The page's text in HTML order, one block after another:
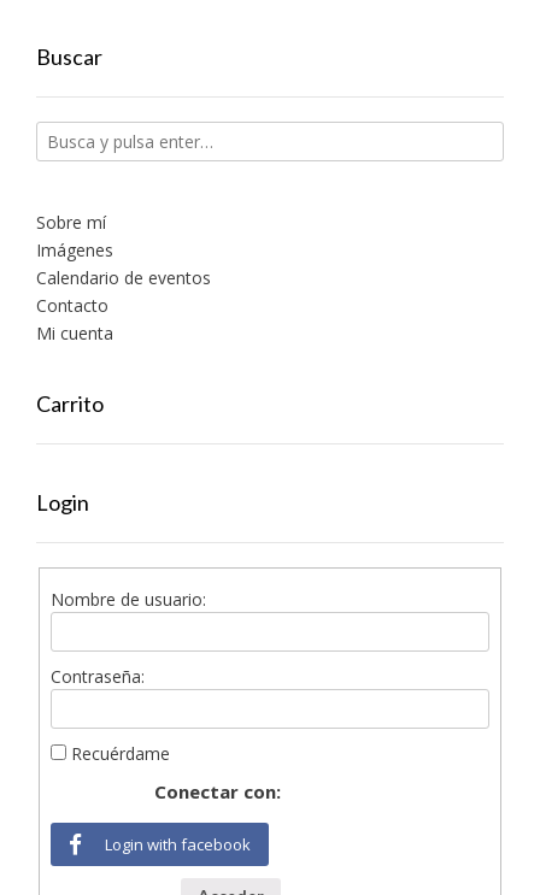
Buscar
Sobre mí
Imágenes
Calendario de eventos
Contacto
Mi cuenta
Carrito
Login
Nombre de usuario:
Contraseña:
Recuérdame
Conectar con:
Login with facebook